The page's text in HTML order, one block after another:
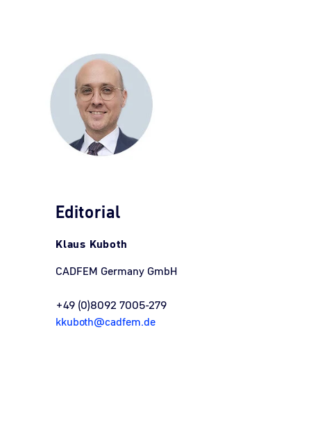
Editorial
Klaus Kuboth
CADFEM Germany GmbH
+49 (0)8092 7005-279
kkuboth@cadfem.de